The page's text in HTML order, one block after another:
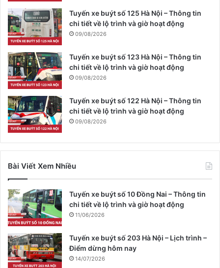
Tuyến xe buýt số 125 Hà Nội – Thông tin
chi tiết về lộ trình và giờ hoạt động
09/08/2026
Tuyến xe buýt số 123 Hà Nội – Thông tin
chi tiết về lộ trình và giờ hoạt động
09/08/2026
Tuyến xe buýt số 122 Hà Nội – Thông tin
chi tiết về lộ trình và giờ hoạt động
09/08/2026
Bài Viết Xem Nhiều
Tuyến xe buýt số 10 Đồng Nai – Thông tin
chi tiết về lộ trình và giờ hoạt động
11/06/2026
Tuyến xe buýt số 203 Hà Nội – Lịch trình –
Điểm dừng hôm nay
14/07/2026